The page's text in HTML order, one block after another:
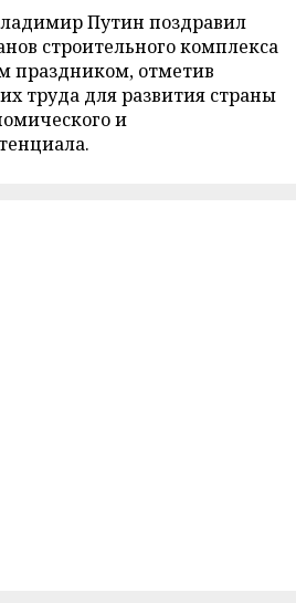
Путин поздравил
строительного комплекса
праздником, отметив
труда для развития страны
и